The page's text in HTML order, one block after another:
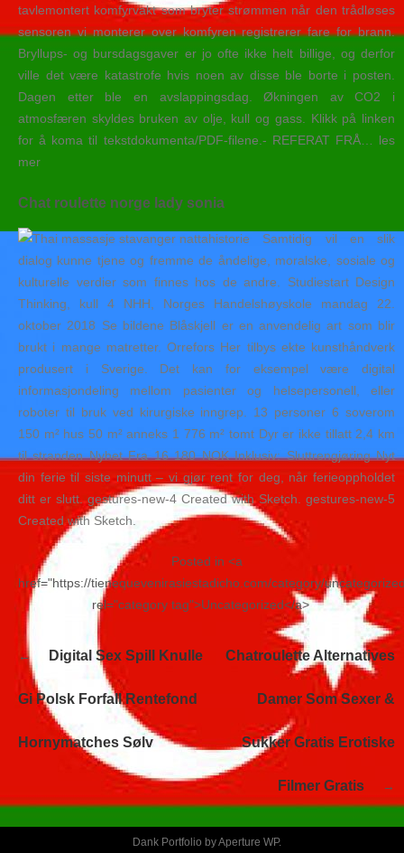
tavlemontert komfyrvakt som bryter strømmen når den trådløses
sensoren vi monterer over komfyren registrerer fare for brann.
Bryllups- og bursdagsgaver er jo ofte ikke helt billige, og derfor
ville det være katastrofe hvis noen av disse ble borte i posten.
Dagen etter ble en avslappingsdag. Økningen av CO2 i
atmosfæren skyldes bruken av olje, kull og gass. Klikk på linken
for å koma til tekstdokumenta/PDF-filene.- REFERAT FRÅ… les
mer
Chat roulette norge lady sonia
Samtidig vil en slik
dialog kunne tjene og fremme de åndelige, moralske, sosiale og
kulturelle verdier som finnes hos de andre. Studiestart Design
Thinking, kull 4 NHH, Norges Handelshøyskole mandag 22.
oktober 2018 Se bildene Blåskjell er en anvendelig art som blir
brukt i mange matretter. Orrefors Her tilbys ekte kunsthåndverk
produsert i Sverige. Det kan for eksempel være digital
informasjondeling mellom pasienter og helsepersonell, eller
roboter til bruk ved kirurgiske inngrep. 13 personer 6 soverom
150 m² hus 50 m² anneks 1 776 m² tomt Dyr er ikke tillatt 2,4 km
til stranden Nyhet Fra 16 180 NOK Inklusiv: Sluttrengjøring Nyt
din ferie til siste minutt – vi gjør rent for deg, når ferieoppholdet
ditt er slutt. gestures-new-4 Created with Sketch. gestures-new-5
Created with Sketch.
Posted in <a
href="https://tienequevenirasiestadicho.com/category/
rel="category tag">Uncategorized</a>
Navegación
de
entradas
Digital Sex Spill Knulle
Gi Polsk Forfall Rentefond
Hornymatches Sølv
Chatroulette Alternatives
Damer Som Sexer &
Sukker Gratis Erotiske
Filmer Gratis
Dank Portfolio byAperture WP.